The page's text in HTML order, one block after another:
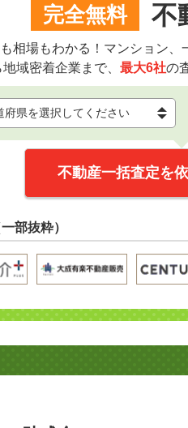
完全無料 不
相場もわかる！マンション
域密着企業まで、 最大6社の
不動産一括査定を
部抜粋）